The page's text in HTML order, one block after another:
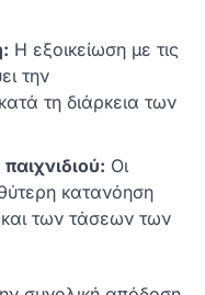
Η εξοικείωση με τις
την
τη διάρκεια των
Οι
κατανόηση
και των τάσεων των